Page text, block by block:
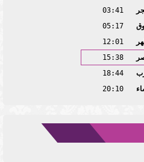
03:41
05:17
12:01
15:38
18:44
20:10